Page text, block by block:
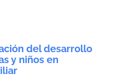
del desarrollo
y niños en